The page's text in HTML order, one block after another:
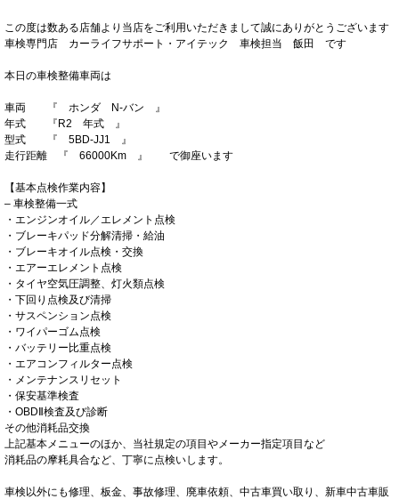
この度は数ある店舗より当店をご利用いただきまして誠にありがとうございます
車検専門店 カーライフサポート・アイテック 車検担当 飯田 です
本日の車検整備車両は
車両 『 ホンダ N-バン 』
年式 『R2 年式 』
型式 『 5BD-JJ1 』
走行距離 『 66000Km 』 で御座います
【基本点検作業内容】
– 車検整備一式
・エンジンオイル／エレメント点検
・ブレーキパッド分解清掃・給油
・ブレーキオイル点検・交換
・エアーエレメント点検
・タイヤ空気圧調整、灯火類点検
・下回り点検及び清掃
・サスペンション点検
・ワイパーゴム点検
・バッテリー比重点検
・エアコンフィルター点検
・メンテナンスリセット
・保安基準検査
・OBDⅡ検査及び診断
その他消耗品交換
上記基本メニューのほか、当社規定の項目やメーカー指定項目など
消耗品の摩耗具合など、丁寧に点検いします。
車検以外にも修理、板金、事故修理、廃車依頼、中古車買い取り、新車中古車販